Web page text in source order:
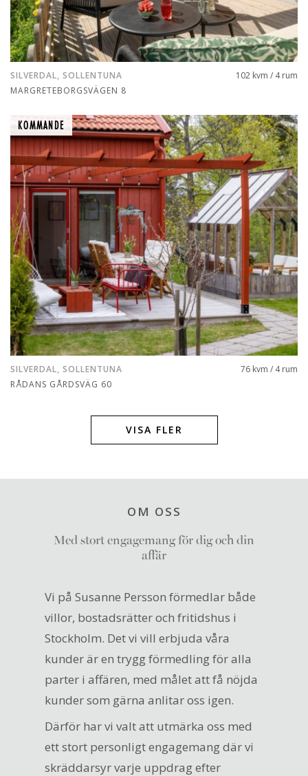
SILVERDAL, SOLLENTUNA
MARGRETEBORGSVÄGEN 8
102 kvm / 4 rum
KOMMANDE
KOMMANDE
SILVERDAL, SOLLENTUNA
RÅDANS GÅRDSVÄG 60
76 kvm / 4 rum
VISA FLER
OM OSS
Med stort engagemang för dig och din
affär
Vi på Susanne Persson förmedlar både
villor, bostadsrätter och fritidshus i
Stockholm. Det vi vill erbjuda våra
kunder är en trygg förmedling för alla
parter i affären, med målet att få nöjda
kunder som gärna anlitar oss igen.
Därför har vi valt att utmärka oss med
ett stort personligt engagemang där vi
skräddarsyr varje uppdrag efter